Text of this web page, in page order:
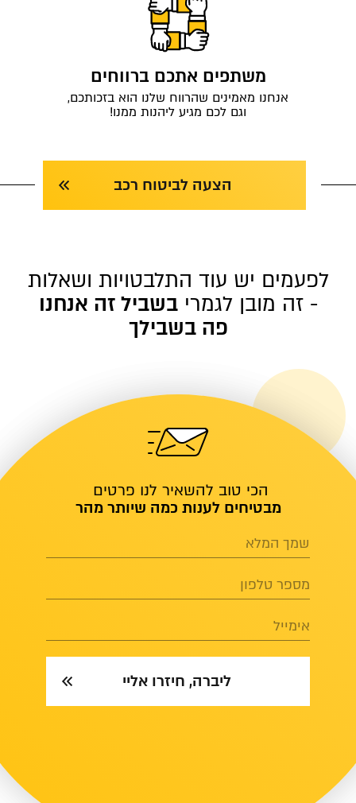
משתפים אתכם ברווחים
אנחנו מאמינים שהרווח שלנו הוא בזכותכם,
וגם לכם מגיע ליהנות ממנו!
הצעה לביטוח רכב
לפעמים יש עוד התלבטויות ושאלות
- זה מובן לגמרי בשביל זה אנחנו
פה בשבילך
הכי טוב להשאיר לנו פרטים
מבטיחים לענות כמה שיותר מהר
שמך המלא
מספר טלפון
אימייל
ליברה, חיזרו אליי